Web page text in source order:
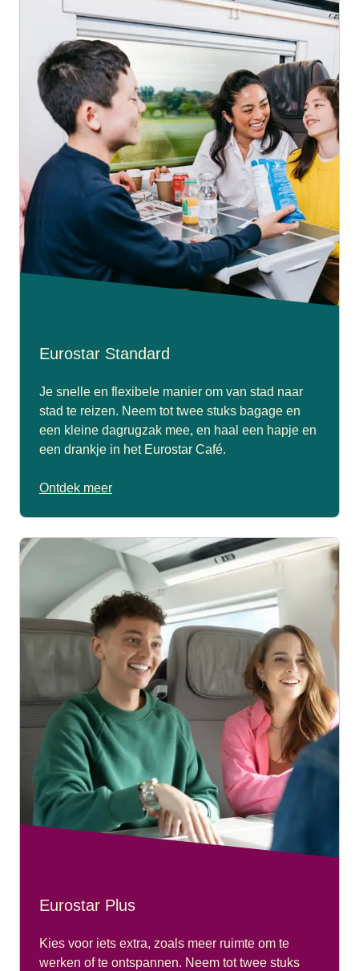
Eurostar Standard
Je snelle en flexibele manier om van stad naar
stad te reizen. Neem tot twee stuks bagage en
een kleine dagrugzak mee, en haal een hapje en
een drankje in het Eurostar Café.
Ontdek meer
Eurostar Plus
Kies voor iets extra, zoals meer ruimte om te
werken of te ontspannen. Neem tot twee stuks